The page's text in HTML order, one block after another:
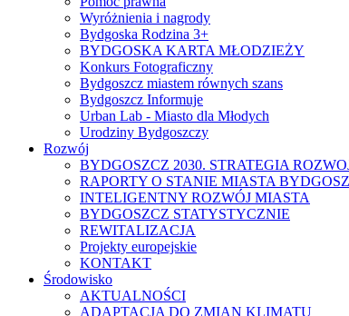
Wyróżnienia i nagrody
Bydgoska Rodzina 3+
BYDGOSKA KARTA MŁODZIEŻY
Konkurs Fotograficzny
Bydgoszcz miastem równych szans
Bydgoszcz Informuje
Urban Lab - Miasto dla Młodych
Urodziny Bydgoszczy
Rozwój
BYDGOSZCZ 2030. STRATEGIA
RAPORTY O STANIE MIASTA
INTELIGENTNY ROZWÓJ MIASTA
BYDGOSZCZ STATYSTYCZNIE
REWITALIZACJA
Projekty europejskie
KONTAKT
Środowisko
AKTUALNOŚCI
ADAPTACJA DO ZMIAN KLIMATU